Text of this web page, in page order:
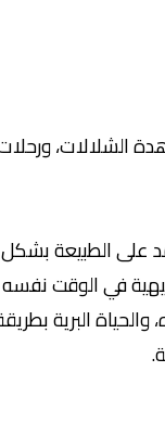
ورحلات
على الطبيعة بشكل
في الوقت نفسه
البرية بطريقة